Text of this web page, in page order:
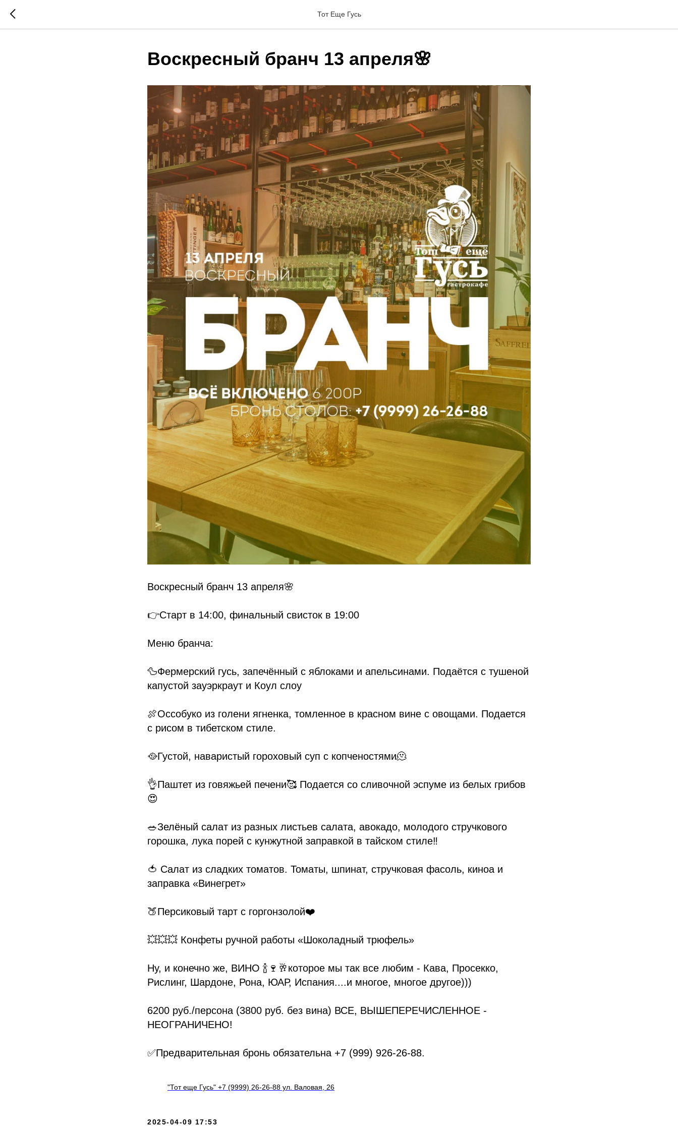
Тот Еще Гусь
Воскресный бранч 13 апреля🌸
Воскресный бранч 13 апреля🌸
👉Старт в 14:00, финальный свисток в 19:00
Меню бранча:
🦆Фермерский гусь, запечённый с яблоками и апельсинами. Подаётся с тушеной
капустой зауэркраут и Коул слоу
🍖Оссобуко из голени ягненка, томленное в красном вине с овощами. Подается
с рисом в тибетском стиле.
🥘Густой, наваристый гороховый суп с копченостями🫠
👌Паштет из говяжьей печени🥰 Подается со сливочной эспуме из белых грибов
😍
🥗Зелёный салат из разных листьев салата, авокадо, молодого стручкового
горошка, лука порей с кунжутной заправкой в тайском стиле‼️
🍅 Салат из сладких томатов. Томаты, шпинат, стручковая фасоль, киноа и
заправка «Винегрет»
🍑Персиковый тарт с горгонзолой❤️
💥💥💥 Конфеты ручной работы «Шоколадный трюфель»
Ну, и конечно же, ВИНО 🍾🍷🥂которое мы так все любим - Кава, Просекко,
Рислинг, Шардоне, Рона, ЮАР, Испания....и многое, многое другое)))
6200 руб./персона (3800 руб. без вина) ВСЕ, ВЫШЕПЕРЕЧИСЛЕННОЕ -
НЕОГРАНИЧЕНО!
✅Предварительная бронь обязательна +7 (999) 926-26-88.
"Тот еще Гусь" +7 (9999) 26-26-88 ул. Валовая, 26
2025-04-09 17:53